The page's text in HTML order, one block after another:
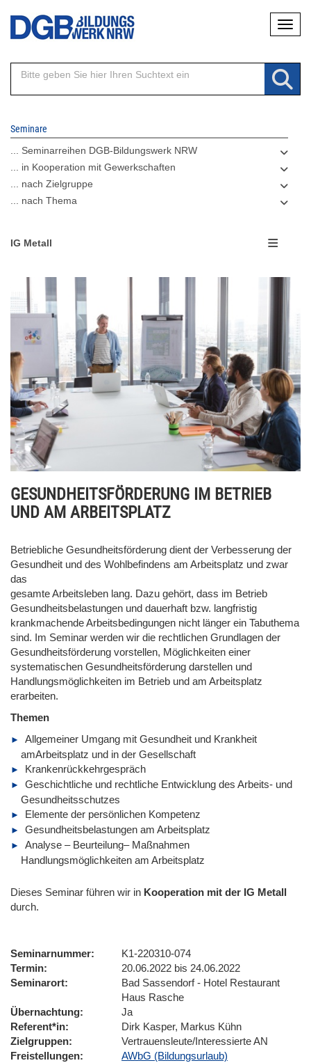
Direkt
Inhalt
Seminare
... Seminarreihen DGB-Bildungswerk NRW
... in Kooperation mit Gewerkschaften
... nach Zielgruppe
... nach Thema
IG Metall
GESUNDHEITSFÖRDERUNG IM BETRIEB
UND AM ARBEITSPLATZ
Betriebliche Gesundheitsförderung dient der Verbesserung der
Gesundheit und des Wohlbefindens am Arbeitsplatz und zwar
das
gesamte Arbeitsleben lang. Dazu gehört, dass im Betrieb
Gesundheitsbelastungen und dauerhaft bzw. langfristig
krankmachende Arbeitsbedingungen nicht länger ein Tabuthema
sind. Im Seminar werden wir die rechtlichen Grundlagen der
Gesundheitsförderung vorstellen, Möglichkeiten einer
systematischen Gesundheitsförderung darstellen und
Handlungsmöglichkeiten im Betrieb und am Arbeitsplatz
erarbeiten.
Themen
Allgemeiner Umgang mit Gesundheit und Krankheit
amArbeitsplatz und in der Gesellschaft
Krankenrückkehrgespräch
Geschichtliche und rechtliche Entwicklung des Arbeits- und
Gesundheitsschutzes
Elemente der persönlichen Kompetenz
Gesundheitsbelastungen am Arbeitsplatz
Analyse – Beurteilung– Maßnahmen
Handlungsmöglichkeiten am Arbeitsplatz
Dieses Seminar führen wir in Kooperation mit der IG Metall
durch.
Seminarnummer
K1-220310-074
Termin
20.06.2022 bis 24.06.2022
Seminarort
Bad Sassendorf - Hotel Restaurant
Haus Rasche
Übernachtung
Ja
Referent*in
Dirk Kasper, Markus Kühn
Zielgruppen
Vertrauensleute/Interessierte AN
Freistellungen
AWbG (Bildungsurlaub)